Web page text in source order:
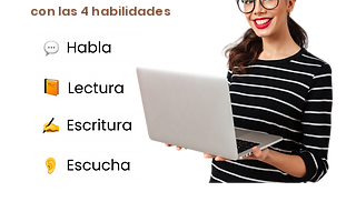
con las 4 habilidades